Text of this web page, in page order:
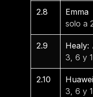
2.8 Emma
solo a
2.9 Healy:
3, 6 y
2.10
3, 6 y